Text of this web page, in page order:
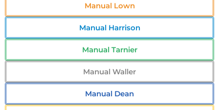
Manual Lown
Manual Harrison
Manual Tarnier
Manual Waller
Manual Dean